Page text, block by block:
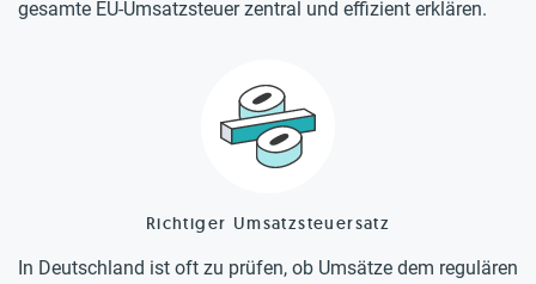
gesamte EU-Umsatzsteuer zentral und effizient erklären.
Richtiger Umsatzsteuersatz
In Deutschland ist oft zu prüfen, ob Umsätze dem regulären